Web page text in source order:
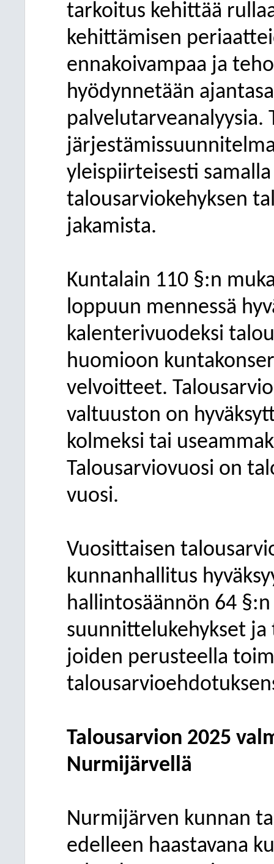
tarkoitus kehittää
kehittämisen
ennakoivampaa ja
hyödynnetään
palvelutarveanalyysia.
yleispiirteisesti
talousarviokehyksen
jakamista.
Kuntalain 110 §:n
loppuun mennessä
kalenterivuodeksi
huomioon
velvoitteet.
valtuuston on
kolmeksi tai
Talousarviovuosi on
vuosi.
Vuosittaisen
kunnanhallitus
hallintosäännön 64
suunnittelukehykset
joiden perusteella
Talousarvion 2025
Nurmijärvellä
Nurmijärven kunnan
edelleen haastavana